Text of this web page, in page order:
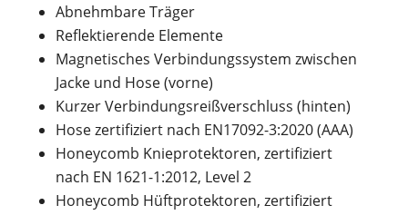
Abnehmbare Träger
Reflektierende Elemente
Magnetisches Verbindungssystem zwischen
Jacke und Hose (vorne)
Kurzer Verbindungsreißverschluss (hinten)
Hose zertifiziert nach EN17092-3:2020 (AAA)
Honeycomb Knieprotektoren, zertifiziert
nach EN 1621-1:2012, Level 2
Honeycomb Hüftprotektoren, zertifiziert